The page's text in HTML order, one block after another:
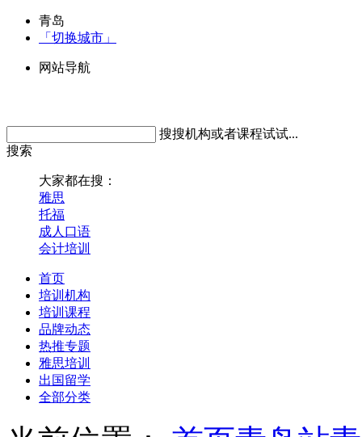
青岛
「切换城市」
网站导航
搜搜机构或者课程试试...
搜索
大家都在搜：
雅思
托福
成人口语
会计培训
首页
培训机构
培训课程
品牌动态
热推专题
雅思培训
出国留学
全部分类